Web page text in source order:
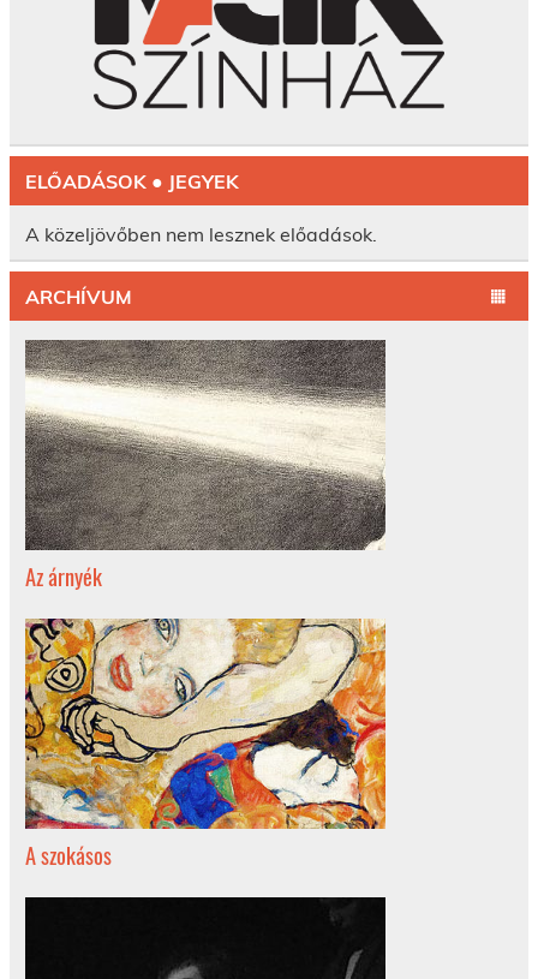
ELŐADÁSOK ● JEGYEK
A közeljövőben nem lesznek előadások.
ARCHÍVUM
Az árnyék
A szokásos